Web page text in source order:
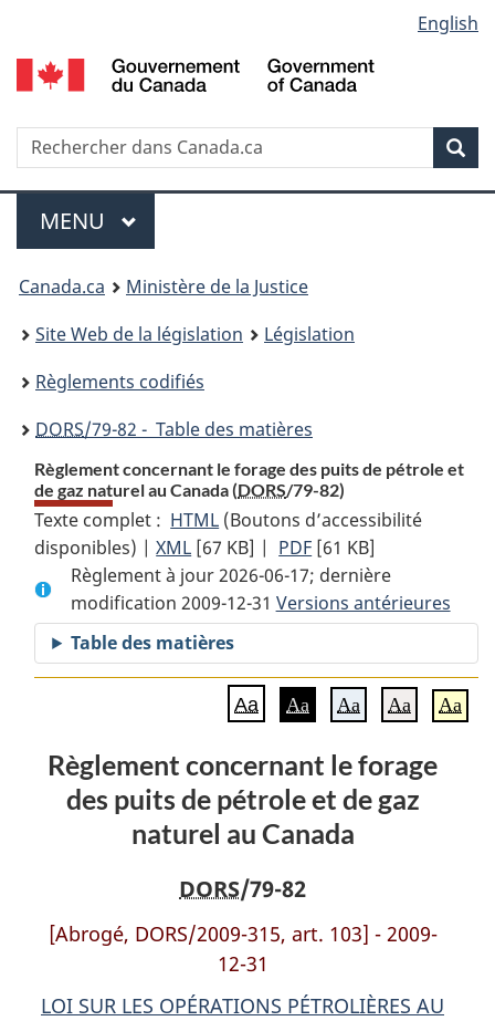
au
contenu
propos
de
la
HTML
simplifiée
selection
English
Recherche
Menu
MENU PRINCIPAL
You
are
here:
Canada.ca
Ministère de la Justice
Site Web de la législation
Législation
Règlements codifiés
DORS/79-82 - Table des matières
Règlement concernant le forage des puits de pétrole et
de gaz naturel au Canada (DORS/79-82)
Texte complet : HTML Texte
complet
:
Règlement
concernant
le
forage
des
de
pétrole
et
de
gaz
naturel
au
Canada
(Boutons d’accessibilité
disponibles) |XML Texte
complet
:
Règlement
concernant
le
forage
puits
de
pétrole
et
de
gaz
naturel
Canada
[67 KB] | PDF Texte
complet
:
Règlement
concernant
le
forage
puits
de
pétrole
et
naturel
Canada
[61 KB]
Règlement à jour 2026-06-17; dernière
modification 2009-12-31 Versions antérieures
Table des matières
Aa Aa Aa Aa Aa
Règlement concernant le forage
des puits de pétrole et de gaz
naturel au Canada
DORS/79-82
[Abrogé, DORS/2009-315, art. 103] - 2009-
12-31
LOI SUR LES OPÉRATIONS PÉTROLIÈRES AU